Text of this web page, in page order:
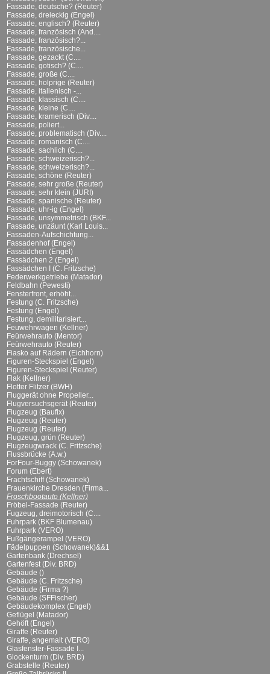
Fassade, deutsche? (Reuter)
Fassade, dreieckig (Engel)
Fassade, englisch? (Reuter)
Fassade, französisch (And....
Fassade, französisch?...
Fassade, französische...
Fassade, gezackt (C....
Fassade, gotisch? (C....
Fassade, große (C....
Fassade, holprige (Reuter)
Fassade, italienisch -...
Fassade, klassisch (C....
Fassade, kleine (C....
Fassade, kramerisch (Div....
Fassade, poliert...
Fassade, problematisch (Div....
Fassade, romanisch (C....
Fassade, sachlich (C....
Fassade, schweizerisch?...
Fassade, schweizerisch?...
Fassade, schöne (Reuter)
Fassade, sehr große (Reuter)
Fassade, sehr klein (JURI)
Fassade, spanische (Reuter)
Fassade, uhr-ig (Engel)
Fassade, unsymmetrisch (BKF...
Fassade, unzäunt (Karl Louis...
Fassaden-Aufschichtung...
Fassadenhof (Engel)
Fassädchen (Engel)
Fassädchen 2 (Engel)
Fassädchen I (C. Fritzsche)
Federwerkgetriebe (Matador)
Feldbahn (Pewesti)
Fensterfront, erhöht...
Festung (C. Fritzsche)
Festung (Engel)
Festung, demilitarisiert...
Feuwehrwagen (Kellner)
Feürwehrauto (Mentor)
Feürwehrauto (Reuter)
Fiasko auf Rädern (Eichhorn)
Figuren-Steckspiel (Engel)
Figuren-Steckspiel (Reuter)
Flak (Kellner)
Flotter Flitzer (BWH)
Fluggerät ohne Propeller...
Flugversuchsgerät (Reuter)
Flugzeug (Baufix)
Flugzeug (Reuter)
Flugzeug (Reuter)
Flugzeug, grün (Reuter)
Flugzeugwrack (C. Fritzsche)
Flussbrücke (A.w.)
ForFour-Buggy (Schowanek)
Forum (Ebert)
Frachtschiff (Schowanek)
Frauenkirche Dresden (Firma...
Froschbootauto (Kellner)
Fröbel-Fassade (Reuter)
Fugzeug, dreimotorisch (C....
Fuhrpark (BKF Blumenau)
Fuhrpark (VERO)
Fußgängerampel (VERO)
Fädelpuppen (Schowanek)&&1
Gartenbank (Drechsel)
Gartenfest (Div. BRD)
Gebäude ()
Gebäude (C. Fritzsche)
Gebäude (Firma ?)
Gebäude (SFFischer)
Gebäudekomplex (Engel)
Geflügel (Matador)
Gehöft (Engel)
Giraffe (Reuter)
Giraffe, angemalt (VERO)
Glasfenster-Fassade I...
Glockenturm (Div. BRD)
Grabstelle (Reuter)